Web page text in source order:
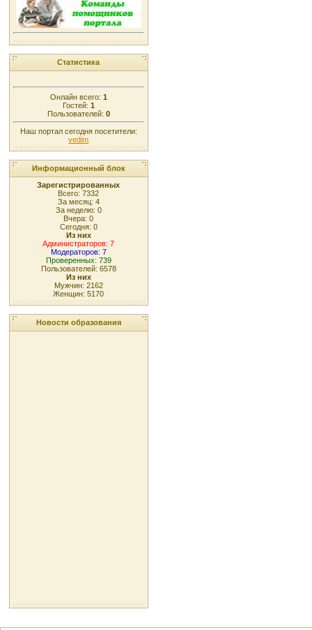
Статистика
Онлайн всего: 1
Гостей: 1
Пользователей: 0
Наш портал сегодня посетители:
vedim
Информационный блок
Зарегистрированных
Всего: 7332
За месяц: 4
За неделю: 0
Вчера: 0
Сегодня: 0
Из них
Администраторов: 7
Модераторов: 7
Проверенных: 739
Пользователей: 6578
Из них
Мужчин: 2162
Женщин: 5170
Новости образования